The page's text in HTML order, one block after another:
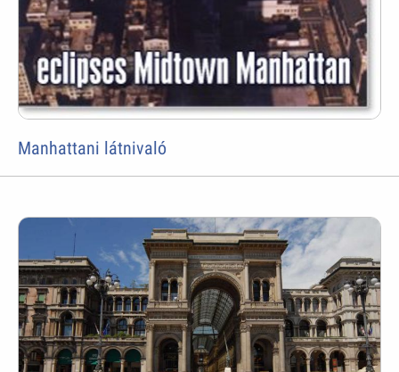
Manhattani látnivaló